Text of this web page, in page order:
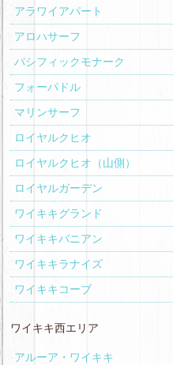
アラワイアパート
アロハサーフ
パシフィックモナーク
フォーパドル
マリンサーフ
ロイヤルクヒオ
ロイヤルクヒオ（山側）
ロイヤルガーデン
ワイキキグランド
ワイキキバニアン
ワイキキラナイズ
ワイキキコーブ
ワイキキ西エリア
アルーア・ワイキキ